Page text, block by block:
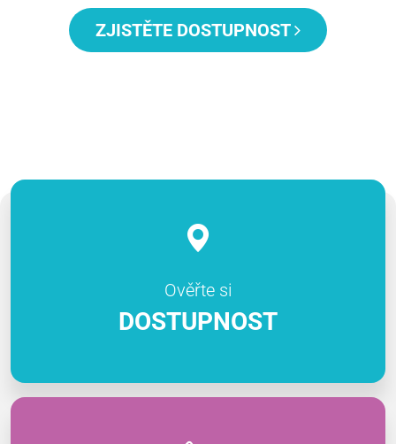
ZJISTĚTE DOSTUPNOST
Ověřte si
DOSTUPNOST